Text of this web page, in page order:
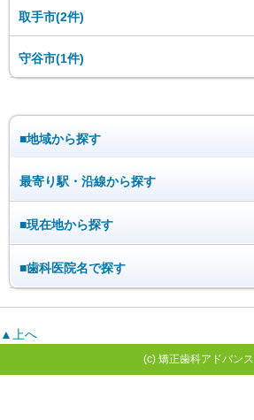
取手市(2件)
守谷市(1件)
■地域から探す
最寄り駅・沿線から探す
■現在地から探す
■歯科医院名で探す
▲上へ
(c) 矯正歯科アドバンス